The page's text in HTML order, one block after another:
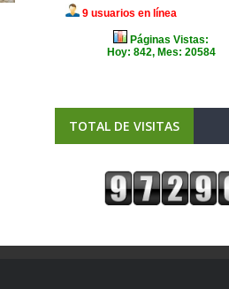
TOTAL DE VISITAS